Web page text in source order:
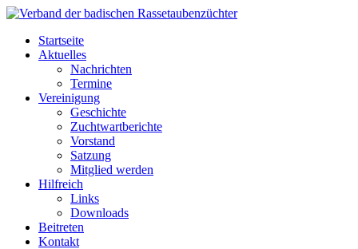
Startseite
Aktuelles
Nachrichten
Termine
Vereinigung
Geschichte
Zuchtwartberichte
Vorstand
Satzung
Mitglied werden
Hilfreich
Links
Downloads
Beitreten
Kontakt